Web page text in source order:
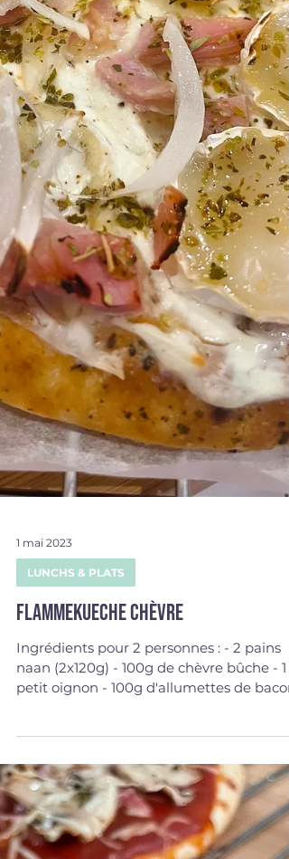
1 mai 2023
LUNCHS & PLATS
Flammekueche chèvre
Ingrédients pour 2 personnes : - 2 pains